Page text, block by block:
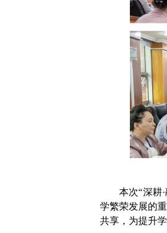
本次“深耕·
学繁荣发展的
共享，为提升